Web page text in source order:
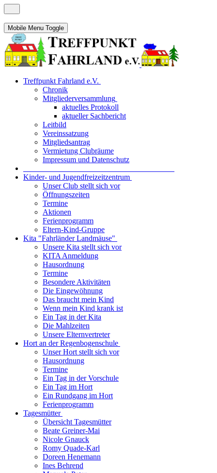
Mobile Menu Toggle
Treffpunkt Fahrland e.V.
Chronik
Mitgliederversammlung
aktuelles Protokoll
aktueller Sachbericht
Leitbild
Vereinssatzung
Mitgliedsantrag
Vermietung Clubräume
Impressum und Datenschutz
Kinder- und Jugendfreizeitzentrum
Unser Club stellt sich vor
Öffnungszeiten
Termine
Aktionen
Ferienprogramm
Eltern-Kind-Gruppe
Kita "Fahrländer Landmäuse"
Unsere Kita stellt sich vor
KITA Anmeldung
Hausordnung
Termine
Besondere Aktivitäten
Die Eingewöhnung
Das braucht mein Kind
Wenn mein Kind krank ist
Ein Tag in der Kita
Die Mahlzeiten
Unsere Elternvertreter
Hort an der Regenbogenschule
Unser Hort stellt sich vor
Hausordnung
Termine
Ein Tag in der Vorschule
Ein Tag im Hort
Ein Rundgang im Hort
Ferienprogramm
Tagesmütter
Übersicht Tagesmütter
Beate Greiner-Mai
Nicole Gnauck
Romy Quade-Karl
Doreen Henemann
Ines Behrend